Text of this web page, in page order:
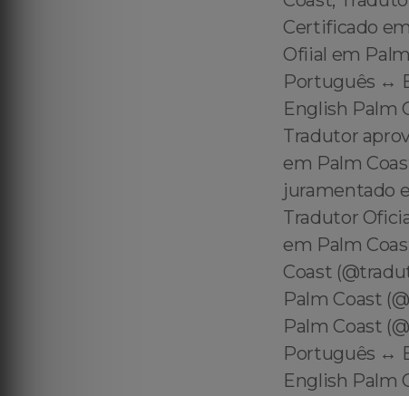
Certificado
Ofiial em
Português ↔️
English Palm
Tradutor
em Palm
juramentado
Tradutor
em Palm
Coast
Palm Coast
Palm Coast
Português ↔️
English Palm